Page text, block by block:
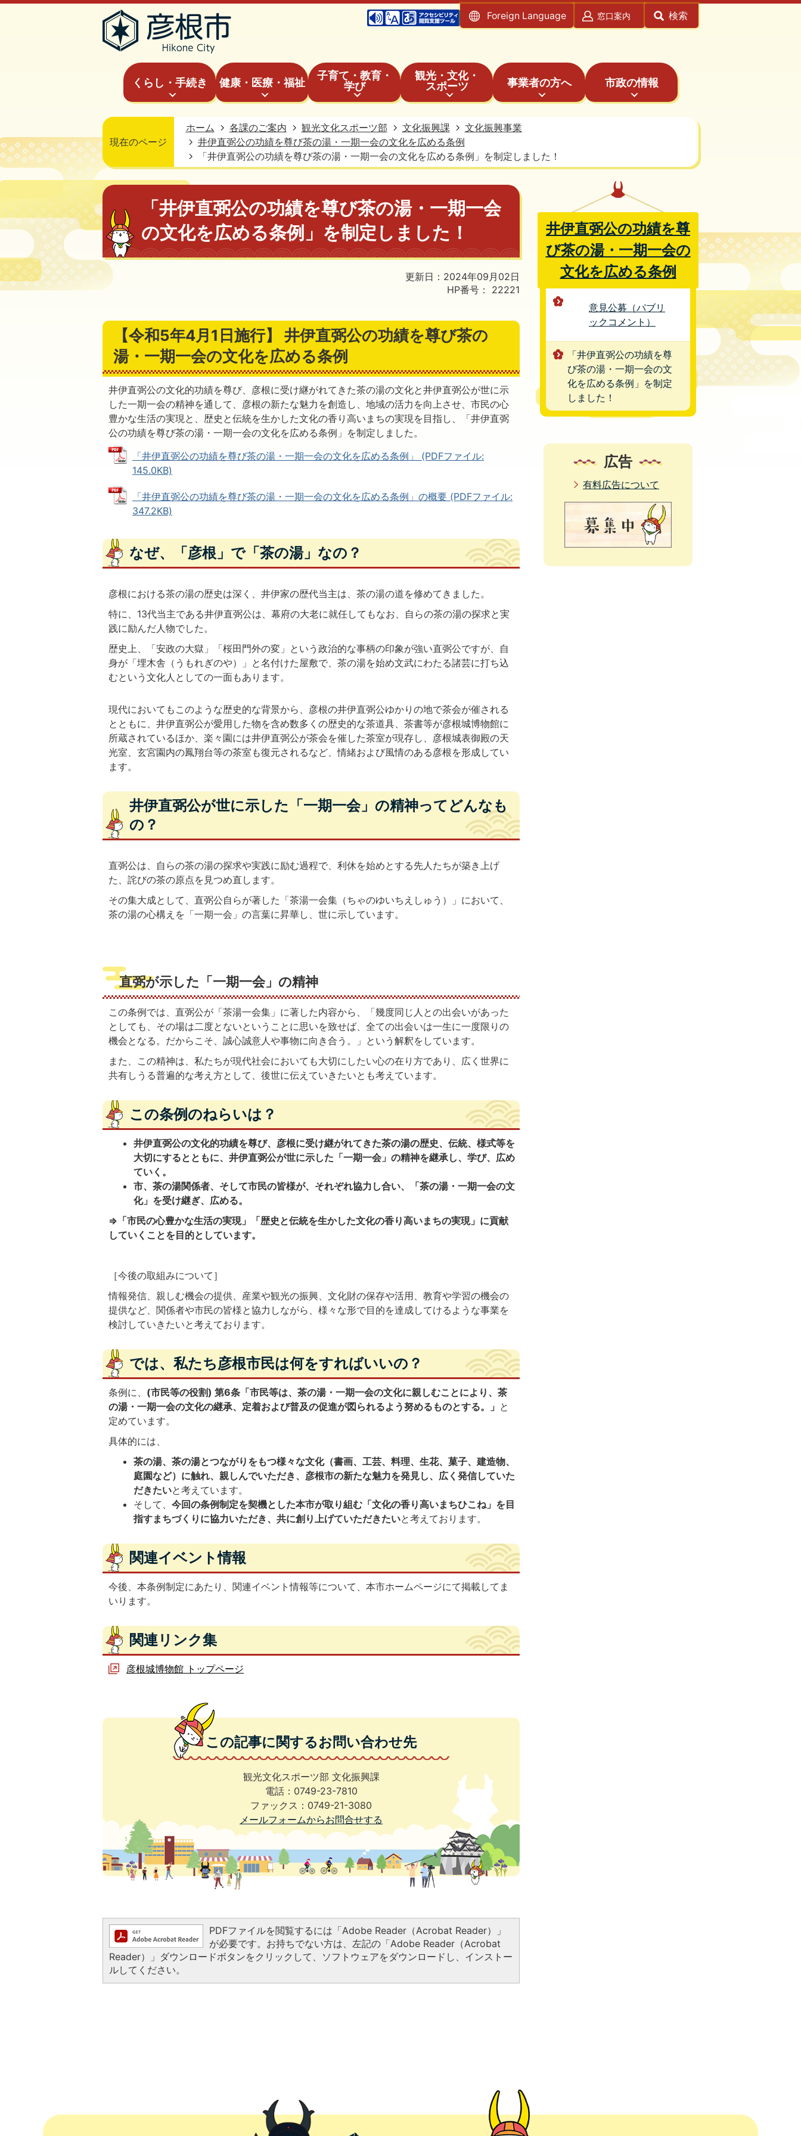
Foreign Language 窓口案内 検索
くらし・手続き 健康・医療・福祉
子育て・教育・
学び
観光・文化・
スポーツ
事業者の方へ 市政の情報
現在のページ
ホーム 各課のご案内 観光文化スポーツ部 文化振興課
文化振興事業
井伊直弼公の功績を尊び茶の湯・一期一会の文化を広める条例
「井伊直弼公の功績を尊び茶の湯・一期一会の文化を広める条例」を制定しました！
「井伊直弼公の功績を尊び茶の湯・一期一会
の文化を広める条例」を制定しました！
更新日：2024年09月02日
HP番号：
22221
【令和5年4月1日施行】 井伊直弼公の功績を尊び茶の
湯・一期一会の文化を広める条例
井伊直弼公の文化的功績を尊び、彦根に受け継がれてきた茶の湯の文化と井伊直弼公が世に示
した一期一会の精神を通して、彦根の新たな魅力を創造し、地域の活力を向上させ、市民の心
豊かな生活の実現と、歴史と伝統を生かした文化の香り高いまちの実現を目指し、「井伊直弼
公の功績を尊び茶の湯・一期一会の文化を広める条例」を制定しました。
「井伊直弼公の功績を尊び茶の湯・一期一会の文化を広める条例」 (PDFファイル:
145.0KB)
「井伊直弼公の功績を尊び茶の湯・一期一会の文化を広める条例」の概要 (PDFファイル:
347.2KB)
なぜ、「彦根」で「茶の湯」なの？
彦根における茶の湯の歴史は深く、井伊家の歴代当主は、茶の湯の道を修めてきました。
特に、13代当主である井伊直弼公は、幕府の大老に就任してもなお、自らの茶の湯の探求と実
践に励んだ人物でした。
歴史上、「安政の大獄」「桜田門外の変」という政治的な事柄の印象が強い直弼公ですが、自
身が「埋木舎（うもれぎのや）」と名付けた屋敷で、茶の湯を始め文武にわたる諸芸に打ち込
むという文化人としての一面もあります。
現代においてもこのような歴史的な背景から、彦根の井伊直弼公ゆかりの地で茶会が催される
とともに、井伊直弼公が愛用した物を含め数多くの歴史的な茶道具、茶書等が彦根城博物館に
所蔵されているほか、楽々園には井伊直弼公が茶会を催した茶室が現存し、彦根城表御殿の天
光室、玄宮園内の鳳翔台等の茶室も復元されるなど、情緒および風情のある彦根を形成してい
ます。
井伊直弼公が世に示した「一期一会」の精神ってどんなも
の？
直弼公は、自らの茶の湯の探求や実践に励む過程で、利休を始めとする先人たちが築き上げ
た、詫びの茶の原点を見つめ直します。
その集大成として、直弼公自らが著した「茶湯一会集（ちゃのゆいちえしゅう）」において、
茶の湯の心構えを「一期一会」の言葉に昇華し、世に示しています。
直弼が示した「一期一会」の精神
この条例では、直弼公が「茶湯一会集」に著した内容から、「幾度同じ人との出会いがあった
としても、その場は二度とないということに思いを致せば、全ての出会いは一生に一度限りの
機会となる。だからこそ、誠心誠意人や事物に向き合う。」という解釈をしています。
また、この精神は、私たちが現代社会においても大切にしたい心の在り方であり、広く世界に
共有しうる普遍的な考え方として、後世に伝えていきたいとも考えています。
この条例のねらいは？
井伊直弼公の文化的功績を尊び、彦根に受け継がれてきた茶の湯の歴史、伝統、様式等を
大切にするとともに、井伊直弼公が世に示した「一期一会」の精神を継承し、学び、広め
ていく。
市、茶の湯関係者、そして市民の皆様が、それぞれ協力し合い、「茶の湯・一期一会の文
化」を受け継ぎ、広める。
⇒「市民の心豊かな生活の実現」「歴史と伝統を生かした文化の香り高いまちの実現」に貢献
していくことを目的としています。
［今後の取組みについて］
情報発信、親しむ機会の提供、産業や観光の振興、文化財の保存や活用、教育や学習の機会の
提供など、関係者や市民の皆様と協力しながら、様々な形で目的を達成してけるような事業を
検討していきたいと考えております。
では、私たち彦根市民は何をすればいいの？
条例に、 (市民等の役割) 第6条「市民等は、茶の湯・一期一会の文化に親しむことにより、茶
の湯・一期一会の文化の継承、定着および普及の促進が図られるよう努めるものとする。」 と
定めています。
具体的には、
茶の湯、茶の湯とつながりをもつ様々な文化（書画、工芸、料理、生花、菓子、建造物、
庭園など）に触れ、親しんでいただき、彦根市の新たな魅力を発見し、広く発信していた
だきたいと考えています。
そして、今回の条例制定を契機とした本市が取り組む「文化の香り高いまちひこね」を目
指すまちづくりに協力いただき、共に創り上げていただきたいと考えております。
関連イベント情報
今後、本条例制定にあたり、関連イベント情報等について、本市ホームページにて掲載してま
いります。
関連リンク集
彦根城博物館 トップページ
この記事に関するお問い合わせ先
観光文化スポーツ部 文化振興課
電話：0749-23-7810
ファックス：0749-21-3080
メールフォームからお問合せする
PDFファイルを閲覧するには「Adobe Reader（Acrobat Reader）」
が必要です。お持ちでない方は、左記の「Adobe Reader（Acrobat
Reader）」ダウンロードボタンをクリックして、ソフトウェアをダウンロードし、インストー
ルしてください。
井伊直弼公の功績を尊
び茶の湯・一期一会の
文化を広める条例
意見公募（パブリ
ックコメント）
「井伊直弼公の功績を尊
び茶の湯・一期一会の文
化を広める条例」を制定
しました！
広告
有料広告について